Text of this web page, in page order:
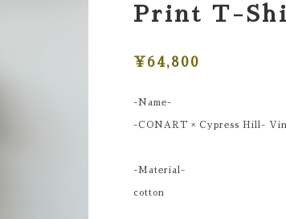
Print T-
¥64,800
-Name-
-CONART × Cypress Hill-
-Material-
cotton